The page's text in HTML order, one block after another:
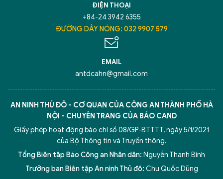
ĐIỆN THOẠI
+84-24 3942 6355
ĐƯỜNG DÂY NÓNG: 032 9907 579
EMAIL
antdcahn@gmail.com
AN NINH THỦ ĐÔ - CƠ QUAN CỦA CÔNG AN THÀNH PHỐ HÀ
NỘI - CHUYÊN TRANG CỦA BÁO CAND
Giấy phép hoạt động báo chí số 08/GP-BTTTT, ngày 5/1/2021
của Bộ Thông tin và Truyền thông.
Tổng Biên tập Báo Công an Nhân dân: Nguyễn Thanh Bình
Trưởng ban Biên tập An ninh Thủ đô: Chu Quốc Dũng